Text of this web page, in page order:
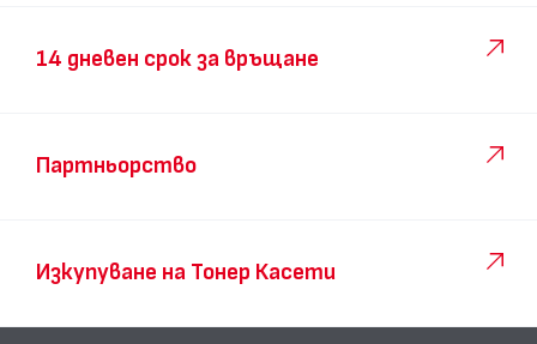
14 дневен срок за връщане
Партньорство
Изкупуване на Тонер Касети